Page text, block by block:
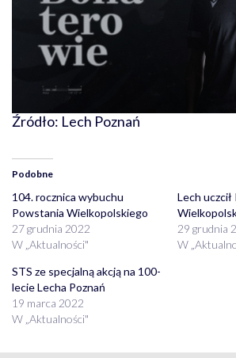
Źródło: Lech Poznań
Podobne
104. rocznica wybuchu
Powstania Wielkopolskiego
27 grudnia 2022
W „Aktualności"
Lech
29 grudnia
W
STS ze specjalną akcją na 100-
lecie Lecha Poznań
19 marca 2022
W „Aktualności"